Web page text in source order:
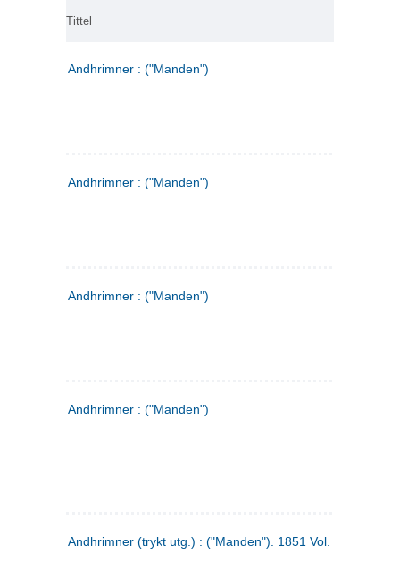
Tittel
Andhrimner : ("Manden")
Andhrimner : ("Manden")
Andhrimner : ("Manden")
Andhrimner : ("Manden")
Andhrimner (trykt utg.) : ("Manden"). 1851 Vol. 2 Nr. 1